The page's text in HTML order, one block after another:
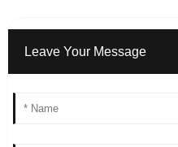
Leave Your Message